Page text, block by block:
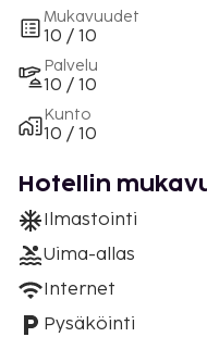
Mukavuudet
10 / 10
Palvelu
10 / 10
Kunto
10 / 10
Hotellin
Ilmastointi
Uima-allas
Internet
Pysäköinti